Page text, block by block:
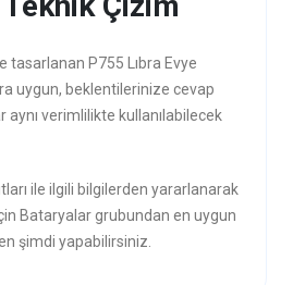
tasarlanan P755 Lıbra Evye
uygun, beklentilerinize cevap
aynı verimlilikte kullanılabilecek
ile ilgili bilgilerden yararlanarak
Bataryalar grubundan en uygun
şimdi yapabilirsiniz.